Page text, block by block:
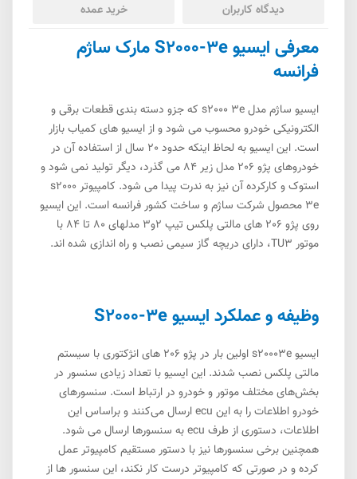
دیدگاه کاربران
خرید عمده
معرفی ایسیو S2000-3e مارک ساژم
فرانسه
ایسیو ساژم مدل s2000 3e که جزو دسته بندی قطعات برقی و
الکترونیکی خودرو محسوب می شود و از ایسیو های کمیاب بازار
است. این ایسیو به لحاظ اینکه حدود 20 سال از استفاده آن در
خودروهای پژو 206 مدل زیر 84 می گذرد، دیگر تولید نمی شود و
استوک و کارکرده آن نیز به ندرت پیدا می شود. کامپیوتر s2000
3e محصول شرکت ساژم و ساخت کشور فرانسه است. این ایسیو
روی پژو 206 های مالتی پلکس تیپ 2و3 مدلهای 80 تا 84 با
موتور TU3، دارای دریچه گاز سیمی نصب و راه اندازی شده اند.
وظیفه و عملکرد ایسیو S2000-3e
ایسیو s20003e اولین بار در پژو 206 های انژکتوری با سیستم
مالتی پلکس نصب شدند. این ایسیو با تعداد زیادی سنسور در
بخش‌های مختلف موتور و خودرو در ارتباط است. سنسورهای
خودرو اطلاعات را به این ecu ارسال می‌کنند و براساس این
اطلاعات، دستوری از طرف ecu به سنسورها ارسال می شود.
همچنین برخی سنسورها نیز با دستور مستقیم کامپیوتر عمل
کرده و در صورتی که کامپیوتر درست کار نکند، این سنسور ها از